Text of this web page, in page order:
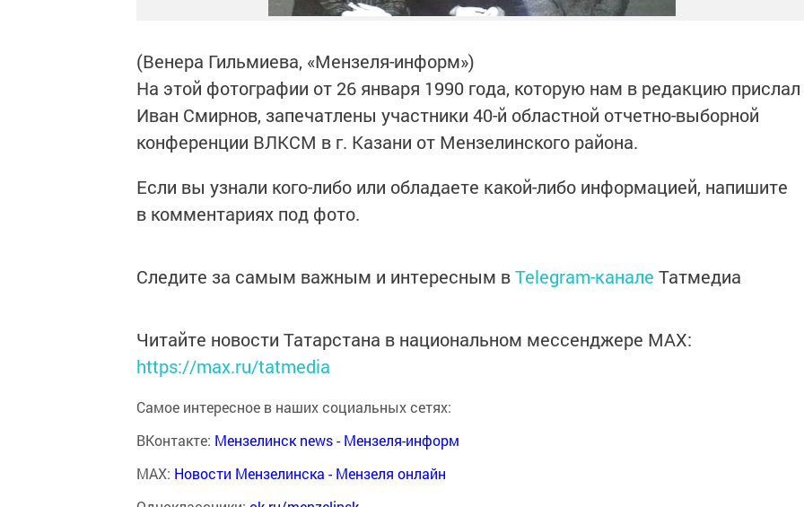
(Венера Гильмиева, «Мензеля-информ»)
На этой фотографии от 26 января 1990 года, которую нам в редакцию прислал
Иван Смирнов, запечатлены участники 40-й областной отчетно-выборной
конференции ВЛКСМ в г. Казани от Мензелинского района.
Если вы узнали кого-либо или обладаете какой-либо информацией, напишите
в комментариях под фото.
Следите за самым важным и интересным вTelegram-канале Татмедиа
Читайте новости Татарстана в национальном мессенджере MАХ:
https://max.ru/tatmedia
Самое интересное в наших социальных сетях:
ВКонтакте: Мензелинск news - Мензеля-информ
MAX: Новости Мензелинска - Мензеля онлайн